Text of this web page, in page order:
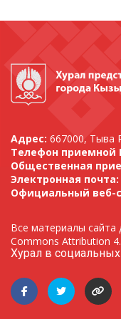
Адрес: 667000, Тыва
Телефон приемной
Общественная
Электронная почта:
Официальный веб-
Все материалы сайта
Commons Attribution
Хурал в социальных